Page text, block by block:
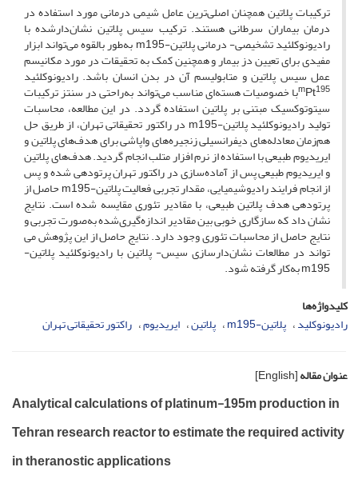
ترکیبات پلاتین همچنان اصلی­‌ترین عامل شیمی درمانی مورد استفاده در
درمان بیماران سرطانی هستند. ترکیب سیس پلاتین نشان‌دارشده با
رادیونوکلئید تشخیصی- درمانی پلاتین-m195 به‌طور بالقوه می‌­تواند ابزار
مفیدی برای تعیین دز بیمار و همچنین کمک به تحقیقات در مورد مکانیسم
عمل سیس پلاتین و متابولیسم آن در بدن انسان باشد. رادیونوکلئید
mPt195 با خصوصیات هسته­‌ای مناسب می‌­تواند به­‌راحتی در سنتز ترکیبات
سیتوتوکسیک مبتنی بر پلاتین استفاده گردد. در این مطالعه، محاسبات
تولید رادیونوکلئید پلاتین-m195 در راکتور تحقیقاتی تهران، از طریق حل
هم‌زمان معادله‌­های دیفرانسیلی زنجیره‌­های واپاشی برای هدف­‌های پلاتین و
ایریدیوم طبیعی با استفاده از نرم افزار متلب انجام گردید. هدف­‌های پلاتین
و ایریدیوم طبیعی پس از آماده‌­سازی در راکتور تهران پرتودهی شده و پس
از انجام فرایند رادیوشیمیایی، مقدار تجربی فعالیت پلاتین-m195 حاصل از
پرتودهی هدف پلاتین طبیعی، با مقادیر تئوری مقایسه شده است. نتایج
نشان داد که سازگاری خوبی بین مقادیر اندازه‌گیری­‌شده به­‌صورت تجربی و
نتایج حاصل از محاسبات تئوری وجود دارد. نتایج حاصل از این پژوهش می­‌
تواند در مطالعات نشان‌دارسازی سیس- پلاتین با رادیونوکلئید پلاتین-
m195 به‌کار گرفته شود.
کلیدواژه‌ها
رادیونوکلید پلاتین-m195 پلاتین ایریدیوم راکتور تحقیقاتی تهران
عنوان مقاله[English]
Analytical calculations of platinum-195m production in
Tehran research reactor to estimate the required activity
in theranostic applications